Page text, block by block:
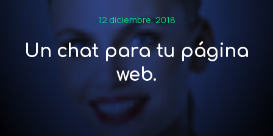
12 diciembre, 2018
Un chat para tu página
web.